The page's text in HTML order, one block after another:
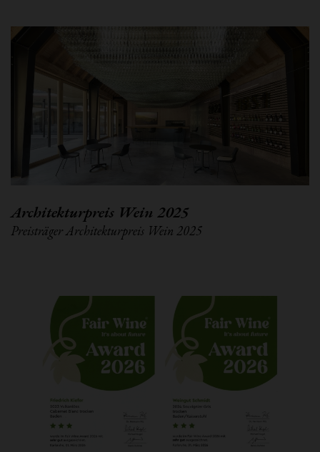
Architekturpreis Wein 2025
Preisträger Architekturpreis Wein 2025